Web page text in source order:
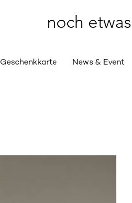
noch etwas
Geschenkkarte News & Event